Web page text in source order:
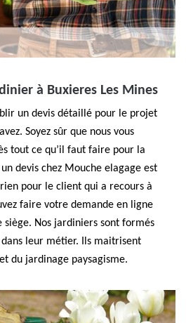
à Buxieres Les Mines
un devis détaillé pour le projet
Soyez sûr que nous vous
tout ce qu’il faut faire pour la
devis chez Mouche elagage est
pour le client qui a recours à
faire votre demande en ligne
Nos jardiniers sont formés
leur métier. Ils maitrisent
du jardinage paysagisme.